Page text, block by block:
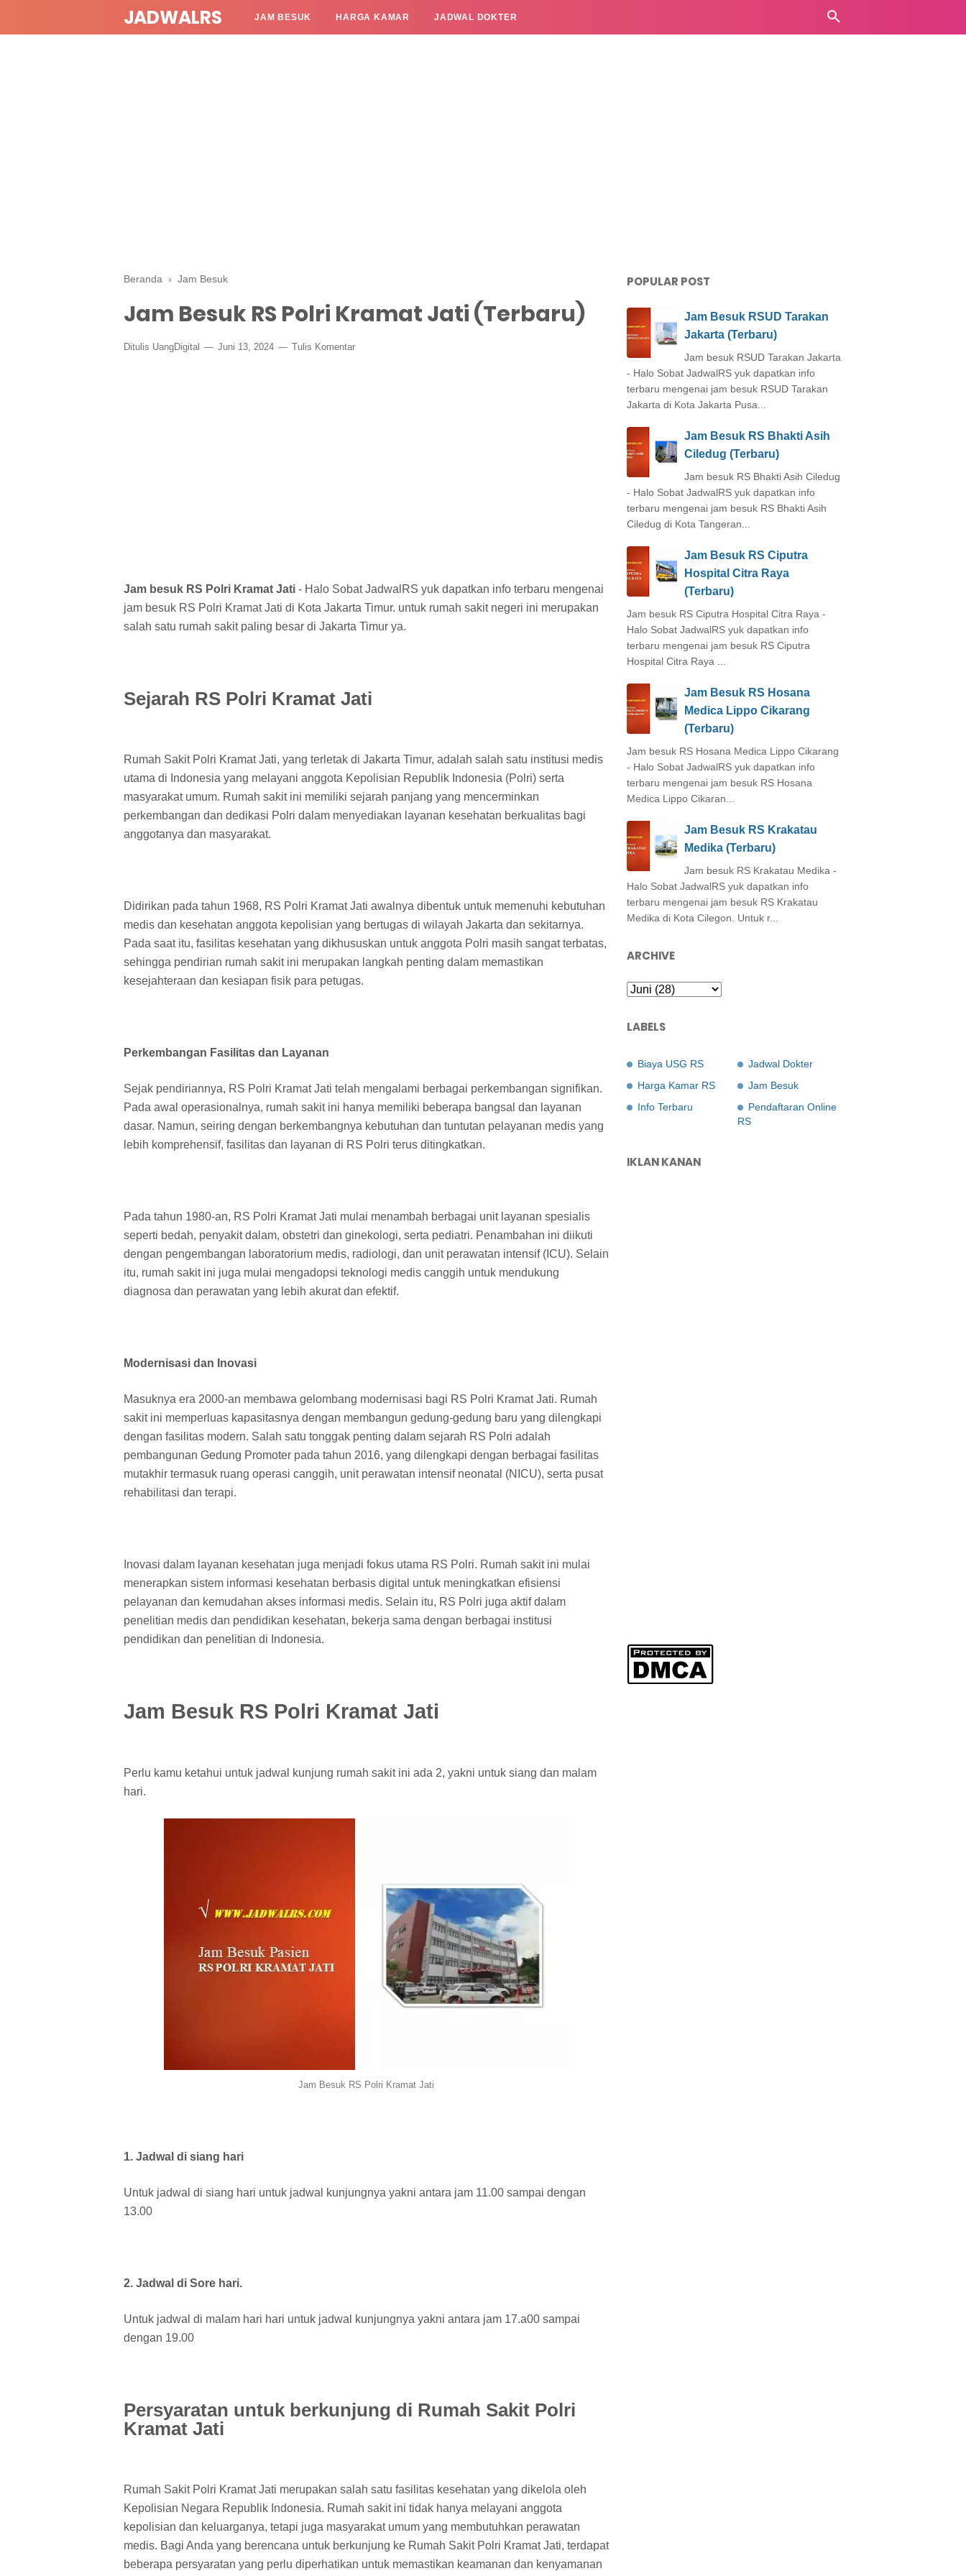
JADWALRS JAM BESUK HARGA KAMAR JADWAL DOKTER
Beranda › Jam Besuk
Jam Besuk RS Polri Kramat Jati (Terbaru)
Ditulis UangDigital Juni 13, 2024 Tulis Komentar
Jam besuk RS Polri Kramat Jati - Halo Sobat JadwalRS yuk dapatkan info terbaru mengenai
jam besuk RS Polri Kramat Jati di Kota Jakarta Timur. untuk rumah sakit negeri ini merupakan
salah satu rumah sakit paling besar di Jakarta Timur ya.
Sejarah RS Polri Kramat Jati
Rumah Sakit Polri Kramat Jati, yang terletak di Jakarta Timur, adalah salah satu institusi medis
utama di Indonesia yang melayani anggota Kepolisian Republik Indonesia (Polri) serta
masyarakat umum. Rumah sakit ini memiliki sejarah panjang yang mencerminkan
perkembangan dan dedikasi Polri dalam menyediakan layanan kesehatan berkualitas bagi
anggotanya dan masyarakat.
Didirikan pada tahun 1968, RS Polri Kramat Jati awalnya dibentuk untuk memenuhi kebutuhan
medis dan kesehatan anggota kepolisian yang bertugas di wilayah Jakarta dan sekitarnya.
Pada saat itu, fasilitas kesehatan yang dikhususkan untuk anggota Polri masih sangat terbatas,
sehingga pendirian rumah sakit ini merupakan langkah penting dalam memastikan
kesejahteraan dan kesiapan fisik para petugas.
Perkembangan Fasilitas dan Layanan
Sejak pendiriannya, RS Polri Kramat Jati telah mengalami berbagai perkembangan signifikan.
Pada awal operasionalnya, rumah sakit ini hanya memiliki beberapa bangsal dan layanan
dasar. Namun, seiring dengan berkembangnya kebutuhan dan tuntutan pelayanan medis yang
lebih komprehensif, fasilitas dan layanan di RS Polri terus ditingkatkan.
Pada tahun 1980-an, RS Polri Kramat Jati mulai menambah berbagai unit layanan spesialis
seperti bedah, penyakit dalam, obstetri dan ginekologi, serta pediatri. Penambahan ini diikuti
dengan pengembangan laboratorium medis, radiologi, dan unit perawatan intensif (ICU). Selain
itu, rumah sakit ini juga mulai mengadopsi teknologi medis canggih untuk mendukung
diagnosa dan perawatan yang lebih akurat dan efektif.
Modernisasi dan Inovasi
Masuknya era 2000-an membawa gelombang modernisasi bagi RS Polri Kramat Jati. Rumah
sakit ini memperluas kapasitasnya dengan membangun gedung-gedung baru yang dilengkapi
dengan fasilitas modern. Salah satu tonggak penting dalam sejarah RS Polri adalah
pembangunan Gedung Promoter pada tahun 2016, yang dilengkapi dengan berbagai fasilitas
mutakhir termasuk ruang operasi canggih, unit perawatan intensif neonatal (NICU), serta pusat
rehabilitasi dan terapi.
Inovasi dalam layanan kesehatan juga menjadi fokus utama RS Polri. Rumah sakit ini mulai
menerapkan sistem informasi kesehatan berbasis digital untuk meningkatkan efisiensi
pelayanan dan kemudahan akses informasi medis. Selain itu, RS Polri juga aktif dalam
penelitian medis dan pendidikan kesehatan, bekerja sama dengan berbagai institusi
pendidikan dan penelitian di Indonesia.
Jam Besuk RS Polri Kramat Jati
Perlu kamu ketahui untuk jadwal kunjung rumah sakit ini ada 2, yakni untuk siang dan malam
hari.
Jam Besuk RS Polri Kramat Jati
1. Jadwal di siang hari
Untuk jadwal di siang hari untuk jadwal kunjungnya yakni antara jam 11.00 sampai dengan
13.00
2. Jadwal di Sore hari.
Untuk jadwal di malam hari hari untuk jadwal kunjungnya yakni antara jam 17.a00 sampai
dengan 19.00
Persyaratan untuk berkunjung di Rumah Sakit Polri
Kramat Jati
Rumah Sakit Polri Kramat Jati merupakan salah satu fasilitas kesehatan yang dikelola oleh
Kepolisian Negara Republik Indonesia. Rumah sakit ini tidak hanya melayani anggota
kepolisian dan keluarganya, tetapi juga masyarakat umum yang membutuhkan perawatan
medis. Bagi Anda yang berencana untuk berkunjung ke Rumah Sakit Polri Kramat Jati, terdapat
beberapa persyaratan yang perlu diperhatikan untuk memastikan keamanan dan kenyamanan
POPULAR POST
Jam Besuk RSUD Tarakan
Jakarta (Terbaru)
Jam besuk RSUD Tarakan Jakarta
- Halo Sobat JadwalRS yuk dapatkan info
terbaru mengenai jam besuk RSUD Tarakan
Jakarta di Kota Jakarta Pusa...
Jam Besuk RS Bhakti Asih
Ciledug (Terbaru)
Jam besuk RS Bhakti Asih Ciledug
- Halo Sobat JadwalRS yuk dapatkan info
terbaru mengenai jam besuk RS Bhakti Asih
Ciledug di Kota Tangeran...
Jam Besuk RS Ciputra
Hospital Citra Raya
(Terbaru)
Jam besuk RS Ciputra Hospital Citra Raya -
Halo Sobat JadwalRS yuk dapatkan info
terbaru mengenai jam besuk RS Ciputra
Hospital Citra Raya ...
Jam Besuk RS Hosana
Medica Lippo Cikarang
(Terbaru)
Jam besuk RS Hosana Medica Lippo Cikarang
- Halo Sobat JadwalRS yuk dapatkan info
terbaru mengenai jam besuk RS Hosana
Medica Lippo Cikaran...
Jam Besuk RS Krakatau
Medika (Terbaru)
Jam besuk RS Krakatau Medika -
Halo Sobat JadwalRS yuk dapatkan info
terbaru mengenai jam besuk RS Krakatau
Medika di Kota Cilegon. Untuk r...
ARCHIVE
LABELS
Biaya USG RS
Harga Kamar RS
Info Terbaru
Jadwal Dokter
Jam Besuk
Pendaftaran Online
RS
IKLAN KANAN